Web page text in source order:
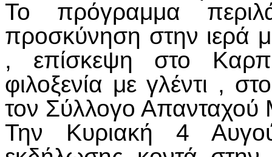
Το πρόγραμμα
προσκύνηση στην ιερά
, επίσκεψη στο
φιλοξενία με γλέντι ,
τον Σύλλογο
Την Κυριακή 4